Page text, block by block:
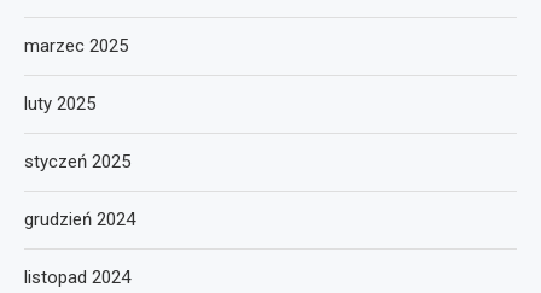
marzec 2025
luty 2025
styczeń 2025
grudzień 2024
listopad 2024